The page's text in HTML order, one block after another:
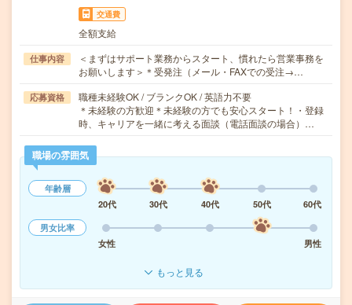
交通費
全額支給
仕事内容
＜まずはサポート業務からスタート、慣れたら営業事務を
お願いします＞＊受発注（メール・FAXでの受注→…
応募資格
職種未経験OK / ブランクOK / 英語力不要
＊未経験の方歓迎＊未経験の方でも安心スタート！・登録
時、キャリアを一緒に考える面談（電話面談の場合）…
職場の雰囲気
年齢層
20代
30代 40代 50代
60代
男女比率
女性
男性
もっと見る